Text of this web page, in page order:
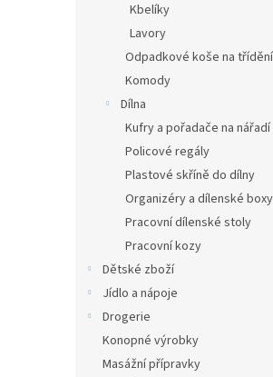
Kbelíky
Lavory
Odpadkové koše na
Komody
Dílna
Kufry a pořadače na nářadí
Policové regály
Plastové skříně do dílny
Organizéry a dílenské boxy
Pracovní dílenské stoly
Pracovní kozy
Dětské zboží
Jídlo a nápoje
Drogerie
Konopné výrobky
Masážní přípravky